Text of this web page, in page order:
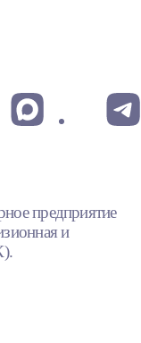
предприятие
и